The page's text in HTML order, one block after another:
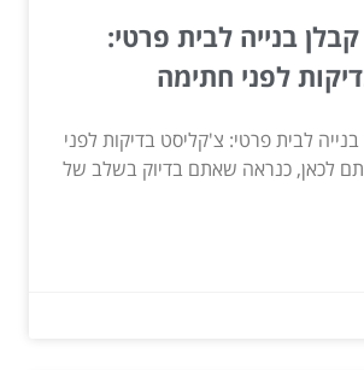
בנייה לבית פרטי:
לפני חתימה
לבית פרטי: צ'קליסט בדיקות לפני
לכאן, כנראה שאתם בדיוק בשלב של